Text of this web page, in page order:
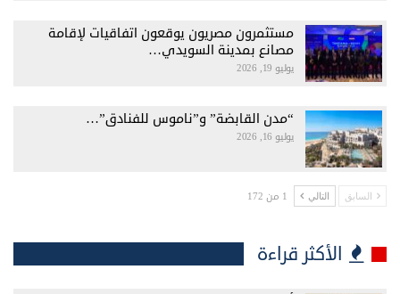
مستثمرون مصريون يوقعون اتفاقيات لإقامة
مصانع بمدينة السويدي…
يوليو 19, 2026
“مدن القابضة” و”ناموس للفنادق”…
يوليو 16, 2026
السابق التالي 1 من 172
الأكثر قراءة